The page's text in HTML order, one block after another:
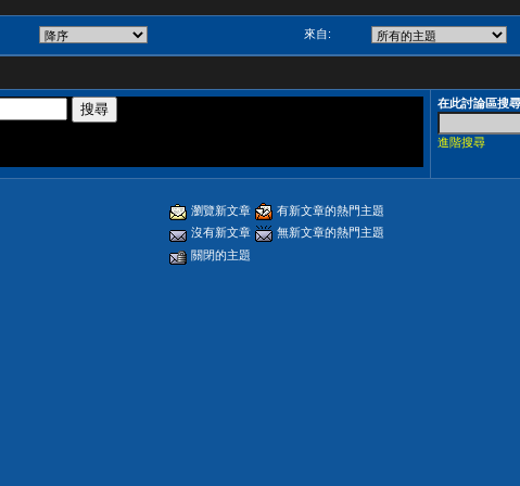
來自:
在此討論區搜尋
進階搜尋
瀏覽新文章
有新文章的熱門主題
沒有新文章
無新文章的熱門主題
關閉的主題